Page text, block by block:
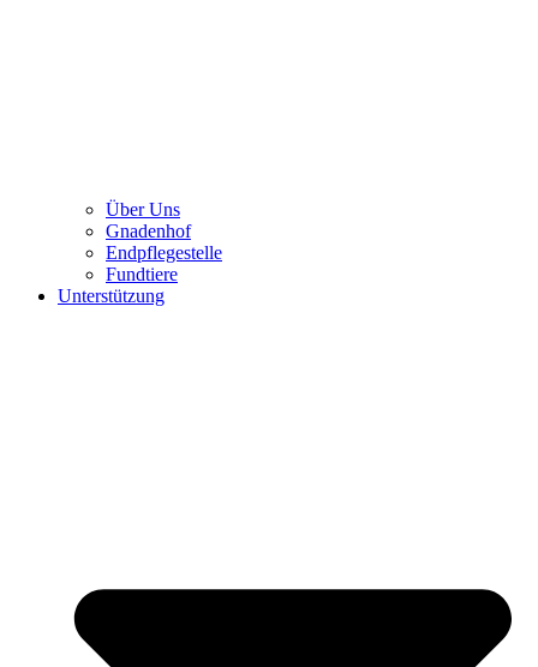
Über Uns
Gnadenhof
Endpflegestelle
Fundtiere
Unterstützung